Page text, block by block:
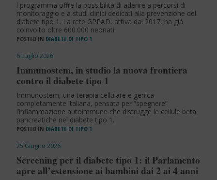
l programma offre la possibilità di aderire a percorsi di
monitoraggio e a studi clinici dedicati alla prevenzione del
diabete tipo 1. La rete GPPAD, attiva dal 2017, ha già
coinvolto oltre 600.000 neonati.
POSTED IN DIABETE DI TIPO 1
6 Luglio 2026
Immunostem, in studio la nuova frontiera
contro il diabete tipo 1
Immunostem, una terapia cellulare e genica
completamente italiana, pensata per “spegnere”
l’infiammazione autoimmune che distrugge le cellule beta
pancreatiche nel diabete tipo 1.
POSTED IN DIABETE DI TIPO 1
25 Giugno 2026
Screening per il diabete tipo 1: il Parlamento
apre all’estensione ai bambini dai 2 ai 4 anni